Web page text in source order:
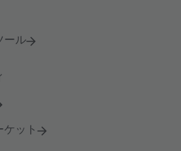
ール
ット